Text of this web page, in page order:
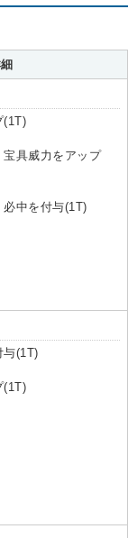
(1T)
宝具威力をアップ
必中を付与(1T)
与(1T)
(1T)